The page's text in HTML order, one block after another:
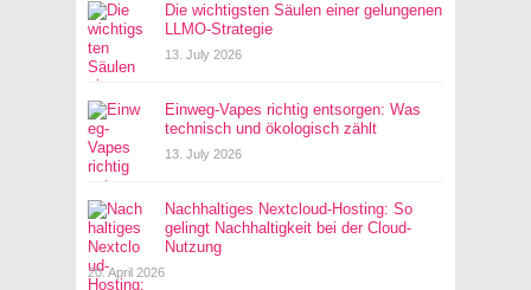
Die wichtigsten Säulen einer gelungenen
LLMO-Strategie
13. July 2026
Einweg-Vapes richtig entsorgen: Was
technisch und ökologisch zählt
13. July 2026
Nachhaltiges Nextcloud-Hosting: So
gelingt Nachhaltigkeit bei der Cloud-
Nutzung
20. April 2026